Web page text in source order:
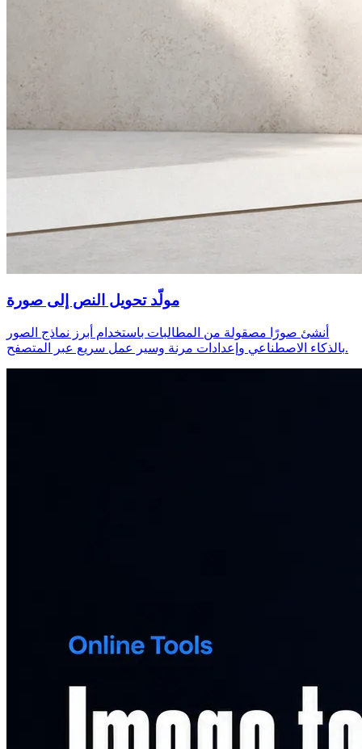
مولّد تحويل النص إلى صورة
أنشئ صورًا مصقولة من المطالبات باستخدام أبرز نماذج الصور
بالذكاء الاصطناعي وإعدادات مرنة وسير عمل سريع عبر المتصفح.